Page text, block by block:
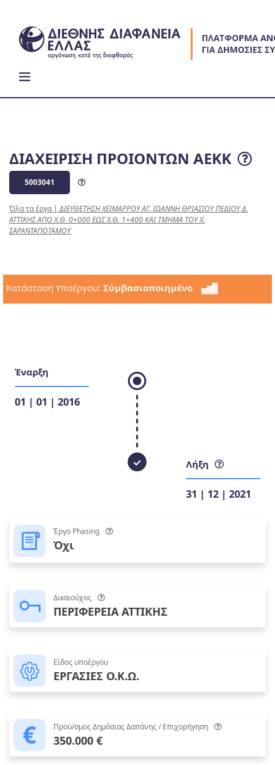
content
ΔΙΑΧΕΙΡΙΣΗ ΠΡΟΙΟΝΤΩΝ ΑΕΚΚ
5003041
Όλα τα έργα|ΔΙΕΥΘΕΤΗΣΗ ΧΕΙΜΑΡΡΟΥ ΑΓ. ΙΩΑΝΝΗ ΘΡΙΑΣΙΟΥ ΠΕΔΙΟΥ Δ.
ΑΤΤΙΚΗΣ ΑΠΟ Χ.Θ. 0+000 ΕΩΣ Χ.Θ. 1+400 ΚΑΙ ΤΜΗΜΑ ΤΟΥ Χ.
ΣΑΡΑΝΤΑΠΟΤΑΜΟΥ
Κατάσταση Υποέργου: Σύμβασιοποιημένο
Έναρξη
01 | 01 | 2016
Λήξη
31 | 12 | 2021
Έργο Phasing
Όχι
Δικαιούχος
ΠΕΡΙΦΕΡΕΙΑ ΑΤΤΙΚΗΣ
Είδος υποέργου
ΕΡΓΑΣΙΕΣ Ο.Κ.Ω.
Προϋ/σμος Δημόσιας Δαπάνης / Επιχορήγηση
350.000 €